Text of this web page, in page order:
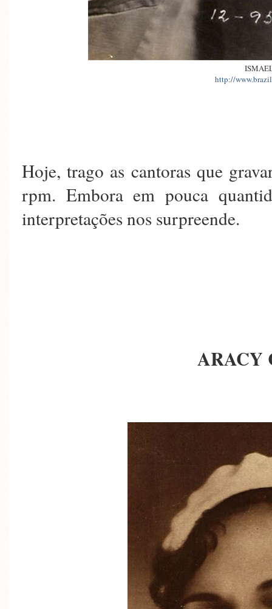
http://
Hoje, trago as cantoras que
rpm. Embora em pouca
interpretações nos surpreende.
ARACY